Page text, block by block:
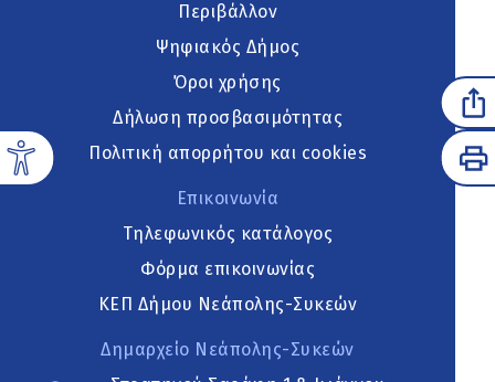
Περιβάλλον
Ψηφιακός Δήμος
Όροι χρήσης
Δήλωση προσβασιμότητας
Πολιτική απορρήτου και cookies
Επικοινωνία
Τηλεφωνικός κατάλογος
Φόρμα επικοινωνίας
ΚΕΠ Δήμου Νεάπολης-Συκεών
Δημαρχείο Νεάπολης-Συκεών